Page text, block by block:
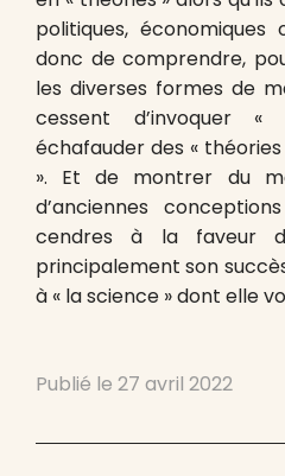
politiques, économiques
donc de comprendre,
les diverses formes de
cessent d’invoquer
échafauder des «
». Et de montrer du
d’anciennes
cendres à la faveur
principalement son
à « la science » dont elle
Publié le 27 avril 2022